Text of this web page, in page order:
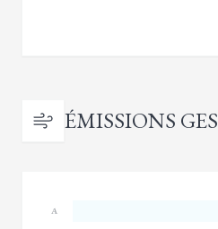
ÉMISSIONS GES
A